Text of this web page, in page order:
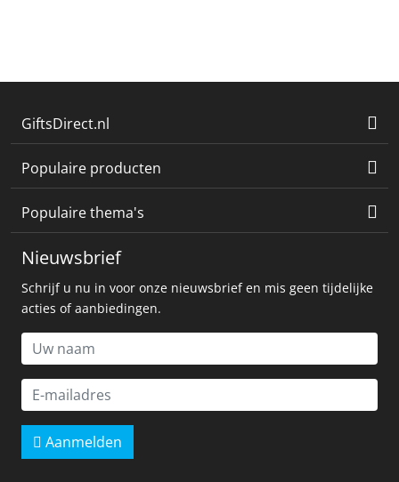
GiftsDirect.nl
Populaire producten
Populaire thema's
Nieuwsbrief
Schrijf u nu in voor onze nieuwsbrief en mis geen tijdelijke
acties of aanbiedingen.
Aanmelden